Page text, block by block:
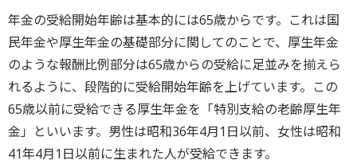
年金の受給開始年齢は基本的には65歳からです。これは国
民年金や厚生年金の基礎部分に関してのことで、厚生年金
のような報酬比例部分は65歳からの受給に足並みを揃えら
れるように、段階的に受給開始年齢を上げています。この
65歳以前に受給できる厚生年金を「特別支給の老齢厚生年
金」といいます。男性は昭和36年4月1日以前、女性は昭和
41年4月1日以前に生まれた人が受給できます。